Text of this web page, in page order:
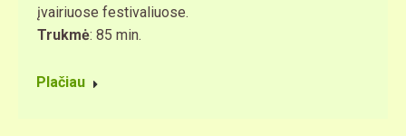
įvairiuose festivaliuose.
Trukmė: 85 min.
Plačiau